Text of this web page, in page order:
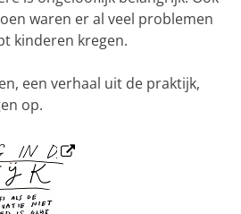
waren er al veel problemen
kinderen kregen.
een verhaal uit de praktijk,
op.